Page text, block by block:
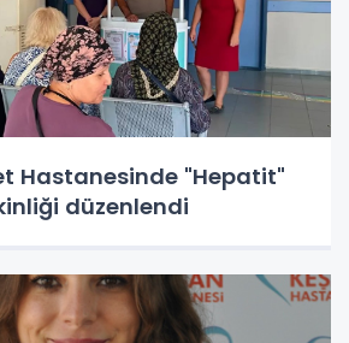
Hastanesinde "Hepatit"
düzenlendi